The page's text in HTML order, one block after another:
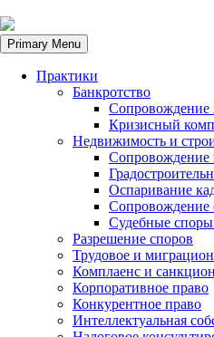
Primary Menu
Практики
Банкротство
Сопровождение
Кризисный
Недвижимость и
Сопровождение
Оспаривание
Сопровождение
Судебные
Разрешение споров
Трудовое и
Комплаенс и
Корпоративное право
Конкурентное право
Интеллектуальная